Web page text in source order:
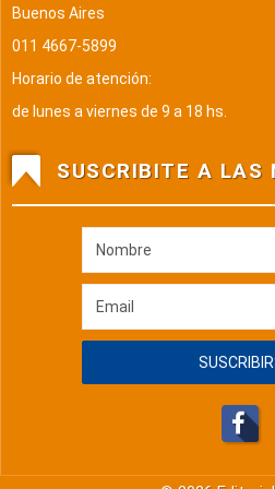
Buenos Aires
011 4667-5899
Horario de atención:
de lunes a viernes de 9 a 18 hs.
SUSCRIBITE A LAS